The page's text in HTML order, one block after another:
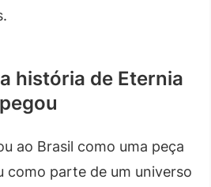
história de Eternia
ao Brasil como uma peça
como parte de um universo